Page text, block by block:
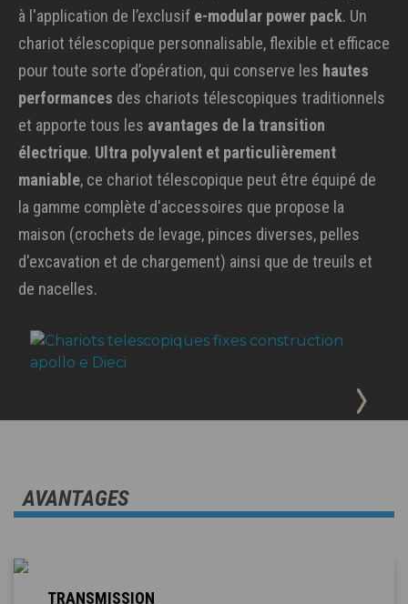
à l'application de l’exclusif e-modular power pack. Un
chariot télescopique personnalisable, flexible et efficace
pour toute sorte d’opération, qui conserve les hautes
performances des chariots télescopiques traditionnels
et apporte tous les avantages de la transition
électrique. Ultra polyvalent et particulièrement
maniable, ce chariot télescopique peut être équipé de
la gamme complète d'accessoires que propose la
maison (crochets de levage, pinces diverses, pelles
d'excavation et de chargement) ainsi que de treuils et
de nacelles.
AVANTAGES
TRANSMISSION